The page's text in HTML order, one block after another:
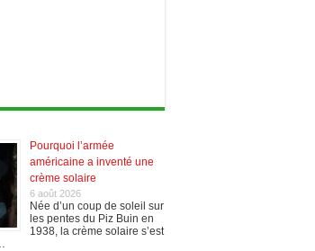
Pourquoi l’armée
américaine a inventé une
crème solaire
6 août 2026
Née d’un coup de soleil sur
les pentes du Piz Buin en
1938, la crème solaire s’est